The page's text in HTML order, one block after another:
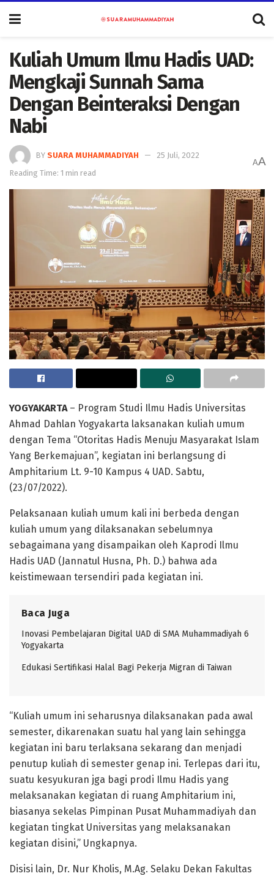
Kuliah Umum Ilmu Hadis UAD:
Mengkaji Sunnah Sama
Dengan Beinteraksi Dengan
Nabi
BY SUARA MUHAMMADIYAH
25 Juli, 2022
Reading Time: 1 min read
AA
YOGYAKARTA– Program Studi Ilmu Hadis Universitas
Ahmad Dahlan Yogyakarta laksanakan kuliah umum
dengan Tema “Otoritas Hadis Menuju Masyarakat Islam
Yang Berkemajuan”, kegiatan ini berlangsung di
Amphitarium Lt. 9-10 Kampus 4 UAD. Sabtu,
(23/07/2022).
Pelaksanaan kuliah umum kali ini berbeda dengan
kuliah umum yang dilaksanakan sebelumnya
sebagaimana yang disampaikan oleh Kaprodi Ilmu
Hadis UAD (Jannatul Husna, Ph. D.) bahwa ada
keistimewaan tersendiri pada kegiatan ini.
Baca Juga
Inovasi Pembelajaran Digital UAD di SMA Muhammadiyah 6
Yogyakarta
Edukasi Sertifikasi Halal Bagi Pekerja Migran di Taiwan
“Kuliah umum ini seharusnya dilaksanakan pada awal
semester, dikarenakan suatu hal yang lain sehingga
kegiatan ini baru terlaksana sekarang dan menjadi
penutup kuliah di semester genap ini. Terlepas dari itu,
suatu kesyukuran jga bagi prodi Ilmu Hadis yang
melaksanakan kegiatan di ruang Amphitarium ini,
biasanya sekelas Pimpinan Pusat Muhammadiyah dan
kegiatan tingkat Universitas yang melaksanakan
kegiatan disini,” Ungkapnya.
Disisi lain, Dr. Nur Kholis, M.Ag. Selaku Dekan Fakultas